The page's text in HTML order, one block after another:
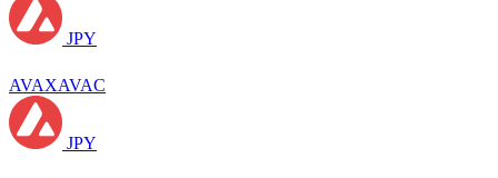
JPY
AVAXAVAC
JPY